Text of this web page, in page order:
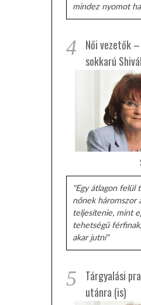
mindez nyomot
4
Női vezetők
sokkarú
"Egy átlagon felül
nőnek háromszor
teljesítenie, mint
tehetségű
akar jutni"
5
Tárgyalási
utánra (is)